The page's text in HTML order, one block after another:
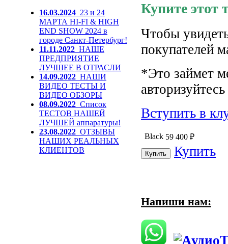
16.03.2024 23 и 24
МАРТА HI-FI & HIGH
END SHOW 2024 в
городе Санкт-Петербург!
11.11.2022 НАШЕ
ПРЕДПРИЯТИЕ
ЛУЧШЕЕ В ОТРАСЛИ
14.09.2022 НАШИ
ВИДЕО ТЕСТЫ И
ВИДЕО ОБЗОРЫ
08.09.2022 Список
ТЕСТОВ НАШЕЙ
ЛУЧШЕЙ аппаратуры!
23.08.2022 ОТЗЫВЫ
НАШИХ РЕАЛЬНЫХ
КЛИЕНТОВ
Купите этот
Чтобы
покупателей
*Это займет
Вступить в
Black 59 400 ₽
Купить
Напиши нам: